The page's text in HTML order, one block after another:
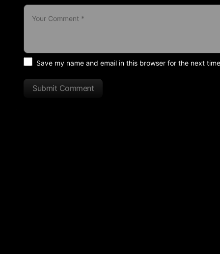
Save my name and email in this browser for the next
Submit Comment